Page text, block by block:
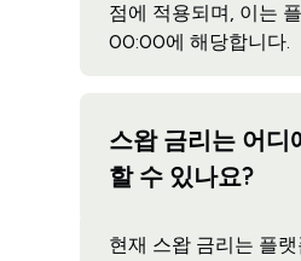
점에 적용되며, 이는
00:00에 해당합니다.
스왑 금리는 어디
할 수 있나요?
현재 스왑 금리는 플